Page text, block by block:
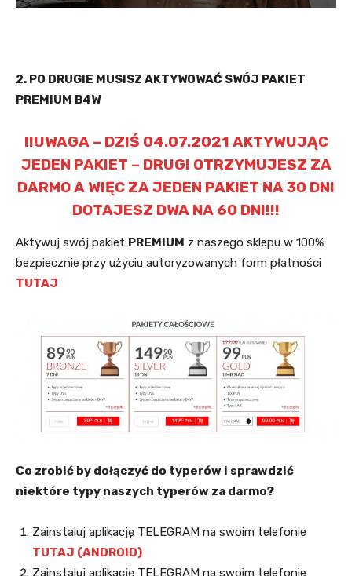
2. PO DRUGIE MUSISZ AKTYWOWAĆ SWÓJ PAKIET
PREMIUM B4W
!!UWAGA – DZIŚ 04.07.2021 AKTYWUJĄC
JEDEN PAKIET – DRUGI OTRZYMUJESZ ZA
DARMO A WIĘC ZA JEDEN PAKIET NA 30 DNI
DOTAJESZ DWA NA 60 DNI!!!
Aktywuj swój pakiet PREMIUM z naszego sklepu w 100%
bezpiecznie przy użyciu autoryzowanych form płatności
TUTAJ
Co zrobić by dołączyć do typerów i sprawdzić
niektóre typy naszych typerów za darmo?
Zainstaluj aplikację TELEGRAM na swoim telefonie
TUTAJ (ANDROID)